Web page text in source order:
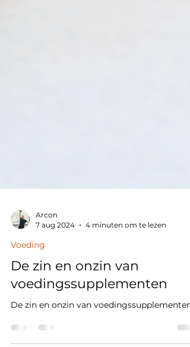
7 aug 2024
Voeding
De zin en onzin van
voedingssupplementen
De zin en onzin van voedingssupplementen